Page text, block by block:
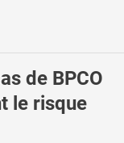
de BPCO
le risque